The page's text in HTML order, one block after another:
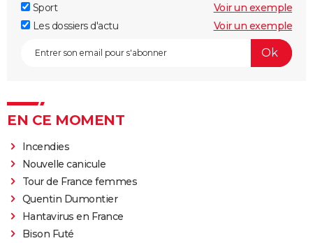
Sport
Voir un exemple
Les dossiers d'actu
Voir un exemple
EN CE MOMENT
Incendies
Nouvelle canicule
Tour de France femmes
Quentin Dumontier
Hantavirus en France
Bison Futé